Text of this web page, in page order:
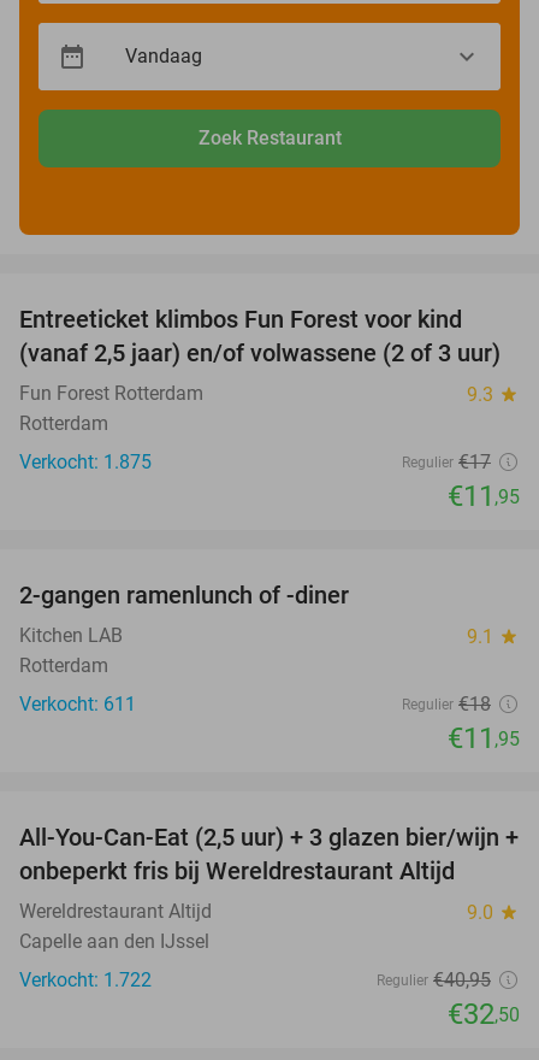
Zoek Restaurant
Entreeticket klimbos Fun Forest voor kind
(vanaf 2,5 jaar) en/of volwassene (2 of 3 uur)
Fun Forest Rotterdam 9.3 star
Rotterdam
Verkocht: 1.875
Regulier €17
€11 ,95
2-gangen ramenlunch of -diner
Kitchen LAB 9.1 star
Rotterdam
Verkocht: 611
Regulier €18
€11 ,95
21%
All-You-Can-Eat (2,5 uur) + 3 glazen bier/wijn +
onbeperkt fris bij Wereldrestaurant Altijd
Wereldrestaurant Altijd 9.0 star
Capelle aan den IJssel
Verkocht: 1.722
Regulier €40,95
€32,50